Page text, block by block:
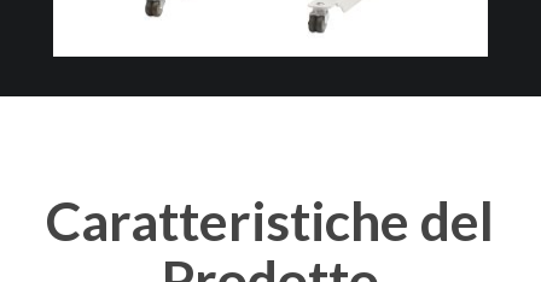
Caratteristiche del